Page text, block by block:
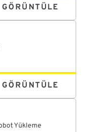
GÖRÜNTÜLE
GÖRÜNTÜLE
Yükleme